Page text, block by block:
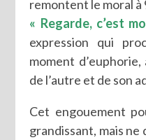
remontent le moral à
« Regarde, c’est
expression qui
moment
de l’autre et de son
Cet engouement
grandissant, mais ne